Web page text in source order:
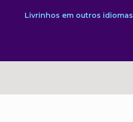
Livrinhos em outros idiomas